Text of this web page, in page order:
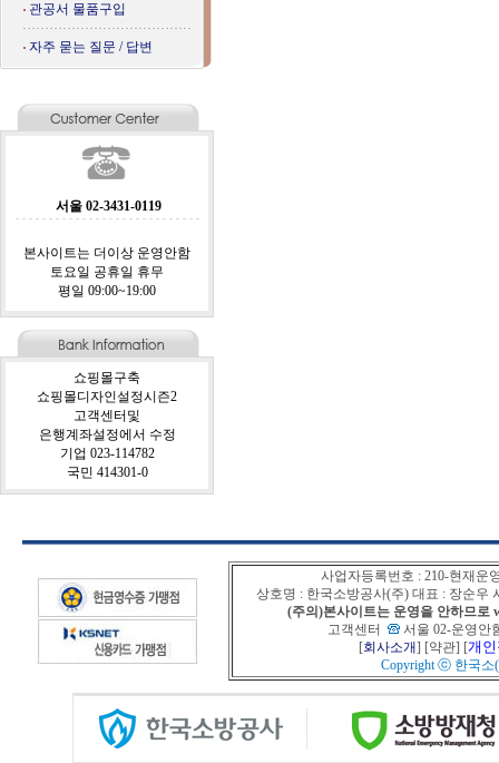
관공서 물품구입
자주 묻는 질문 / 답변
서울 02-3431-0119
본사이트는 더이상 운영안함
토요일 공휴일 휴무
평일 09:00~19:00
쇼핑몰구축
쇼핑몰디자인설정시즌2
고객센터및
은행계좌설정에서 수정
기업 023-114782
국민 414301-0
사업자등록번호 : 210-현재운
상호명 : 한국소방공사(주) 대표 : 장순우
(주의)본사이트는 운영을 안하므로
고객센터
서울 02-운영안
[회사소개] [약관] [개
Copyright ⓒ 한국소